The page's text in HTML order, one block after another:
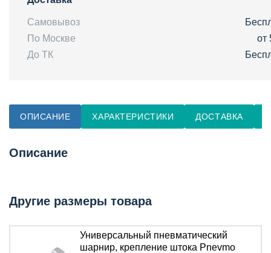
Самовывоз
По Москве
от
До ТК
ОПИСАНИЕ ХАРАКТЕРИСТИКИ ДОСТАВКА
Описание
Другие размеры товара
Универсальный пневматический
шарнир, крепление штока Pnevmo